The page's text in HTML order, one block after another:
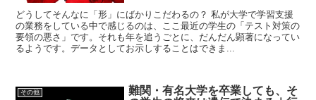
どうしてそんなに「形」にばかりこだわるの？ 私が大学で学習支援
の業務をしている中で感じるのは、ここ最近の学生の「テスト対策の
要領の悪さ」です。それも年を追うごとに、だんだん顕著になってい
るようです。データとしてお示しすることはできま...
その他
難関・有名大学を卒業しても、そ